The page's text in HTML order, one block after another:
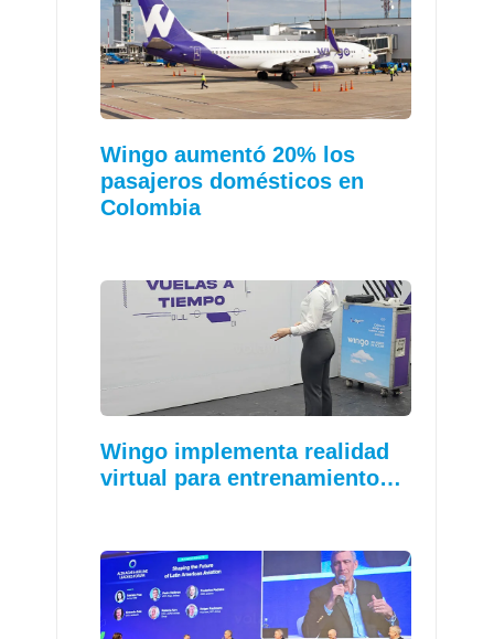
Wingo aumentó 20% los
pasajeros domésticos en
Colombia
Wingo implementa realidad
virtual para entrenamiento…